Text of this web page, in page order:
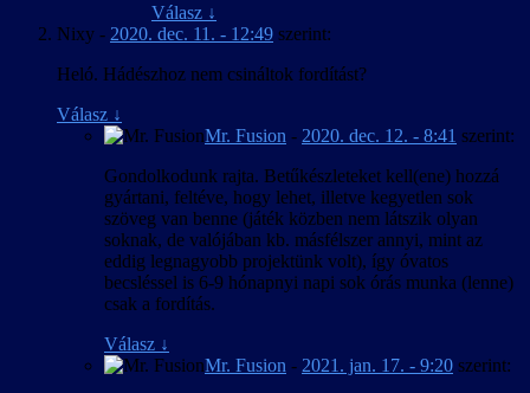
Válasz ↓
Nixy - 2020. dec. 11. - 12:49 szerint:
Heló. Hádészhoz nem csináltok fordítást?
Válasz ↓
Mr. Fusion - 2020. dec. 12. - 8:41 szerint:
Gondolkodunk rajta. Betűkészleteket kell(ene) hozzá
gyártani, feltéve, hogy lehet, illetve kegyetlen sok
szöveg van benne (játék közben nem látszik olyan
soknak, de valójában kb. másfélszer annyi, mint az
eddig legnagyobb projektünk volt), így óvatos
becsléssel is 6-9 hónapnyi napi sok órás munka (lenne)
csak a fordítás.
Válasz ↓
Mr. Fusion - 2021. jan. 17. - 9:20 szerint: